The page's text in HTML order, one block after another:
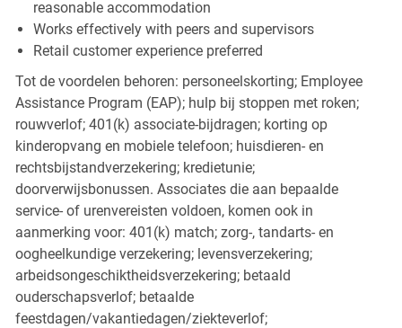
reasonable accommodation
Works effectively with peers and supervisors
Retail customer experience preferred
Tot de voordelen behoren: personeelskorting; Employee
Assistance Program (EAP); hulp bij stoppen met roken;
rouwverlof; 401(k) associate-bijdragen; korting op
kinderopvang en mobiele telefoon; huisdieren- en
rechtsbijstandverzekering; kredietunie;
doorverwijsbonussen. Associates die aan bepaalde
service- of urenvereisten voldoen, komen ook in
aanmerking voor: 401(k) match; zorg-, tandarts- en
oogheelkundige verzekering; levensverzekering;
arbeidsongeschiktheidsverzekering; betaald
ouderschapsverlof; betaalde
feestdagen/vakantiedagen/ziekteverlof;